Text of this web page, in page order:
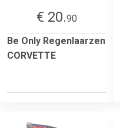
€ 20.90
Be Only Regenlaarzen
CORVETTE